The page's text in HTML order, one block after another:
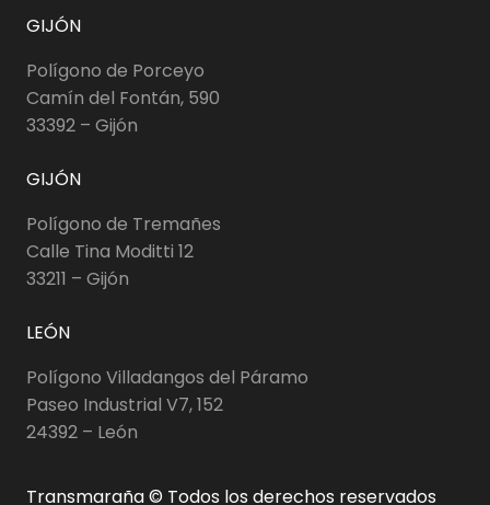
GIJÓN
Polígono de Porceyo
Camín del Fontán, 590
33392 – Gijón
GIJÓN
Polígono de Tremañes
Calle Tina Moditti 12
33211 – Gijón
LEÓN
Polígono Villadangos del Páramo
Paseo Industrial V7, 152
24392 – León
Transmaraña © Todos los derechos reservados